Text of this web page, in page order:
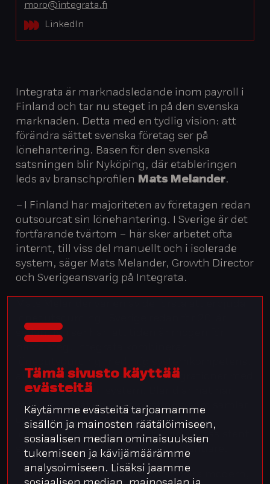
Tämä sivusto käyttää
evästeitä
Käytämme evästeitä tarjoamamme
sisällön ja mainosten räätälöimiseen,
sosiaalisen median ominaisuuksien
tukemiseen ja kävijämäärämme
analysoimiseen. Lisäksi jaamme
moro@integrata.fi
LinkedIn
Integrata är marknadsledande inom payroll i
Finland och tar nu steget in på den svenska
marknaden. Detta med en tydlig vision: att
förändra sättet svenska företag ser på
lönehantering. Basen för den svenska
satsningen blir Nyköping, där etableringen
leds av branschprofilen Mats Melander.
– I Finland har majoriteten av företagen redan
outsourcat sin lönehantering. I Sverige är det
fortfarande tvärtom – här sker arbetet ofta
internt, till viss del manuellt och i isolerade
system, säger Mats Melander, Growth Director
och Sverigeansvarig på Integrata.
sedan. Nu ser han att tiden är mogen för
automatisering och smarta integrationer med
HR- och ekonomisystem. Bland annat har
man utvecklat en egen plattform som samlar
och bearbetar data från både HR- och
lönesystem och med en inbyggd AI-assistent
som frigör tid åt plattformens användare.
– Det räcker inte längre med att vara modern,